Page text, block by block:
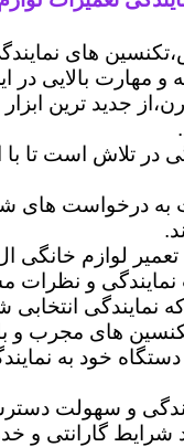
های
و مهارت بالایی در
جدید ترین
در تلاش است تا
درخواست های
لوازم خانگی
نمایندگی و نظرات
نمایندگی
های مجرب و
خود به
و سهولت
گارانتی و